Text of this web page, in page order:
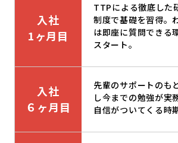
入社
1ヶ月目
TTPによる徹底した
制度で基礎を習得。
は即座に質問できる
スタート。
入社
６ヶ月目
先輩のサポートのも
し今までの勉強が実
自信がついてくる時期